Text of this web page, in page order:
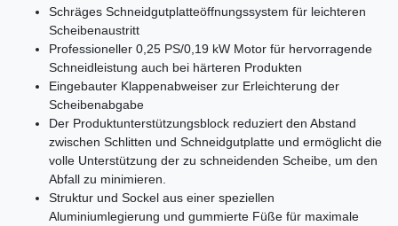
Schräges Schneidgutplatteöffnungssystem für leichteren
Scheibenaustritt
Professioneller 0,25 PS/0,19 kW Motor für hervorragende
Schneidleistung auch bei härteren Produkten
Eingebauter Klappenabweiser zur Erleichterung der
Scheibenabgabe
Der Produktunterstützungsblock reduziert den Abstand
zwischen Schlitten und Schneidgutplatte und ermöglicht die
volle Unterstützung der zu schneidenden Scheibe, um den
Abfall zu minimieren.
Struktur und Sockel aus einer speziellen
Aluminiumlegierung und gummierte Füße für maximale